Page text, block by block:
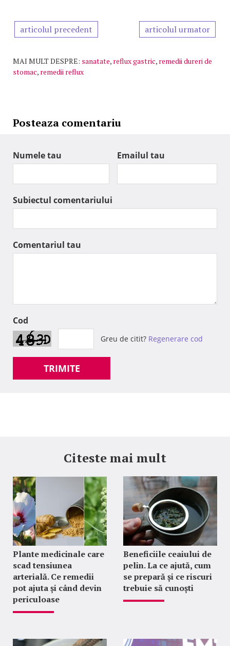
articolul precedent articolul urmator
MAI MULT DESPRE: sanatate, reflux gastric, remedii dureri de
stomac, remedii reflux
Posteaza comentariu
Numele tau Emailul tau
Subiectul comentariului
Comentariul tau
Cod
Greu de citit? Regenerare cod
TRIMITE
Citeste mai mult
Plante medicinale care
scad tensiunea
arterială. Ce remedii
pot ajuta și când devin
periculoase
Beneficiile ceaiului de
pelin. La ce ajută, cum
se prepară și ce riscuri
trebuie să cunoști